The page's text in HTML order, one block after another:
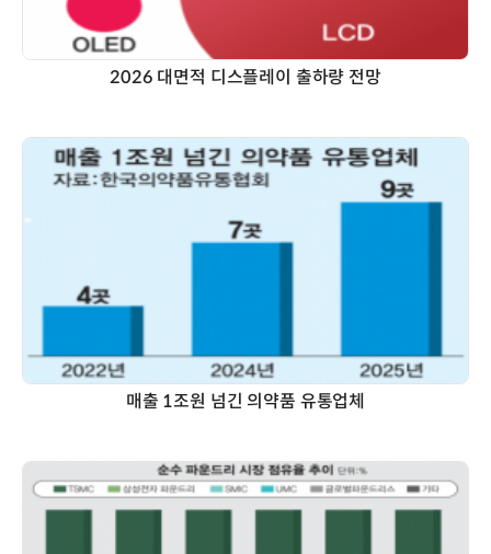
2026 대면적 디스플레이 출하량 전망
매출 1조원 넘긴 의약품 유통업체